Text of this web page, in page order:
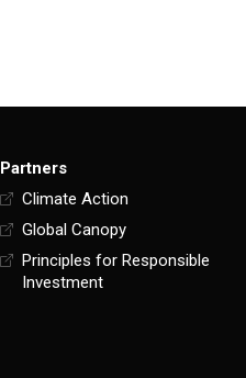
Partners
Climate Action
Global Canopy
Principles for Responsible
Investment